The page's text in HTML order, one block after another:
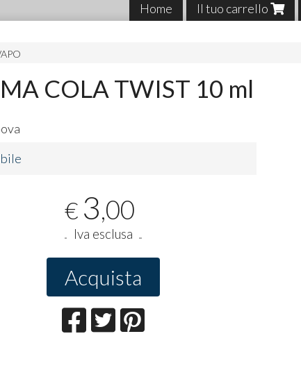
Home Il tuo carrello
COLA TWIST 10 ml
€ 3,00
Iva esclusa
Acquista